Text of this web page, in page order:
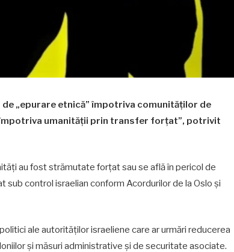
„epurare etnică” împotriva comunităților de
umanității prin transfer forțat”, potrivit
au fost strămutate forțat sau se află în pericol de
sub control israelian conform Acordurilor de la Oslo și
ale autorităților israeliene care ar urmări reducerea
și măsuri administrative și de securitate asociate.